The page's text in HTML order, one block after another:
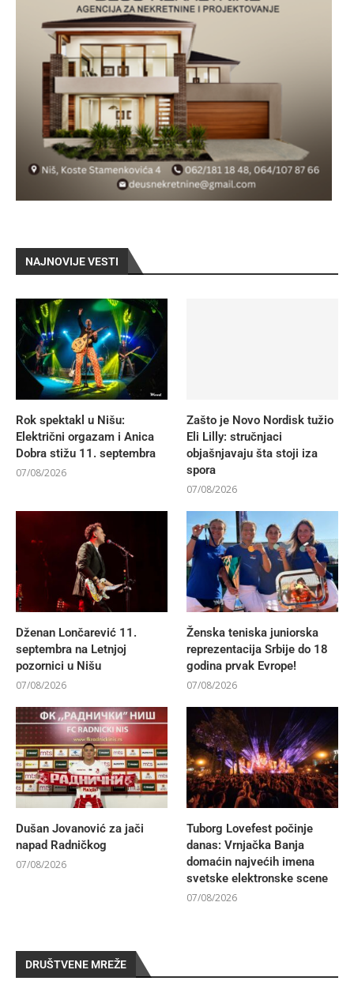
NAJNOVIJE VESTI
Rok spektakl u Nišu:
Električni orgazam i Anica
Dobra stižu 11. septembra
07/08/2026
Zašto je Novo Nordisk tužio
Eli Lilly: stručnjaci
objašnjavaju šta stoji iza
spora
07/08/2026
Dženan Lončarević 11.
septembra na Letnjoj
pozornici u Nišu
07/08/2026
Ženska teniska juniorska
reprezentacija Srbije do 18
godina prvak Evrope!
07/08/2026
Dušan Jovanović za jači
napad Radničkog
07/08/2026
Tuborg Lovefest počinje
danas: Vrnjačka Banja
domaćin najvećih imena
svetske elektronske scene
07/08/2026
DRUŠTVENE MREŽE